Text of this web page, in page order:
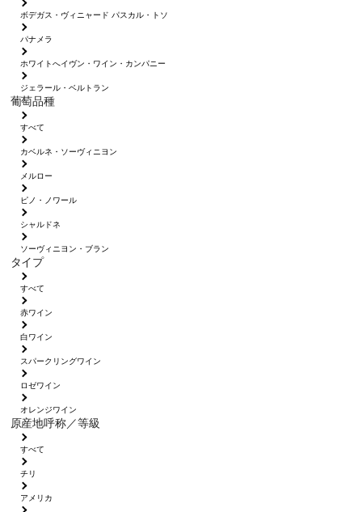
ボデガス・ヴィニャード パスカル・トソ
パナメラ
ホワイトへイヴン・ワイン・カンパニー
ジェラール・ベルトラン
葡萄品種
すべて
カベルネ・ソーヴィニヨン
メルロー
ピノ・ノワール
シャルドネ
ソーヴィニヨン・ブラン
タイプ
すべて
赤ワイン
白ワイン
スパークリングワイン
ロゼワイン
オレンジワイン
原産地呼称／等級
すべて
チリ
アメリカ